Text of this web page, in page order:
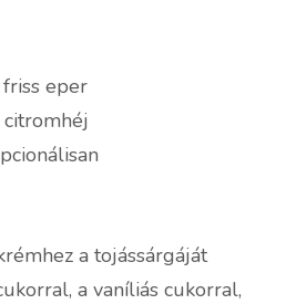
eper
a tojássárgáját
a vaníliás cukorral,